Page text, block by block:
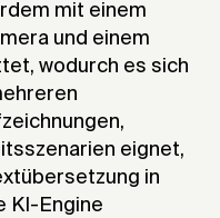
mit einem
und einem
wodurch es sich
eignet,
in
KI-Engine